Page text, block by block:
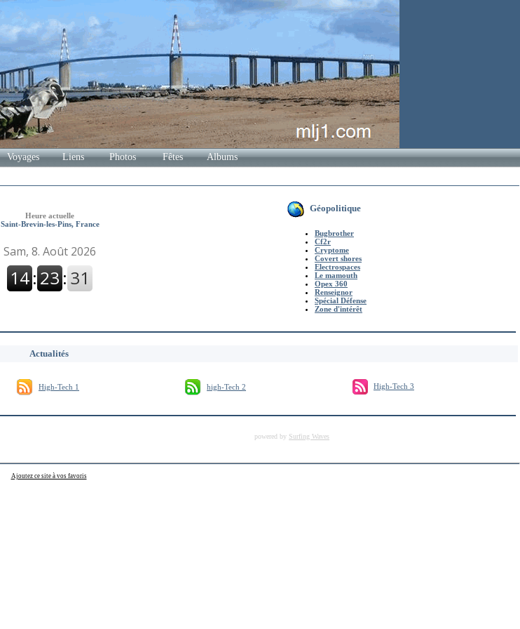
Voyages Liens Photos Fêtes Albums
Heure actuelle
Saint-Brevin-les-Pins, France
Géopolitique
Bugbrother
Cf2r
Cryptome
Covert shores
Electrospaces
Le mamouth
Opex 360
Renseignor
Spécial Défense
Zone d'intérêt
Actualités
High-Tech 1 high-Tech 2 High-Tech 3
powered by Surfing Waves
Ajoutez ce site à vos favoris